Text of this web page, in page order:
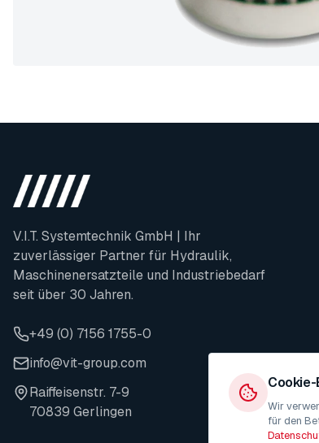
V.I.T. Systemtechnik GmbH | Ihr
zuverlässiger Partner für Hydraulik,
Maschinenersatzteile und Industriebedarf
seit über 30 Jahren.
+49 (0) 7156 1755-0
info@vit-group.com
Raiffeisenstr. 7-9
70839 Gerlingen
Wir
für den